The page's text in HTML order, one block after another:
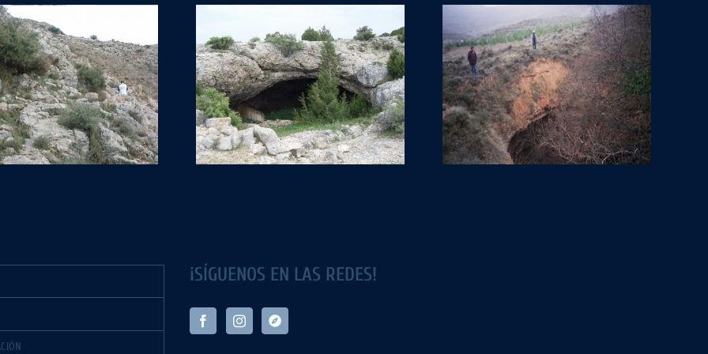
Cueva Rocín Sima del Rejesus
¡SÍGUENOS EN LAS REDES!